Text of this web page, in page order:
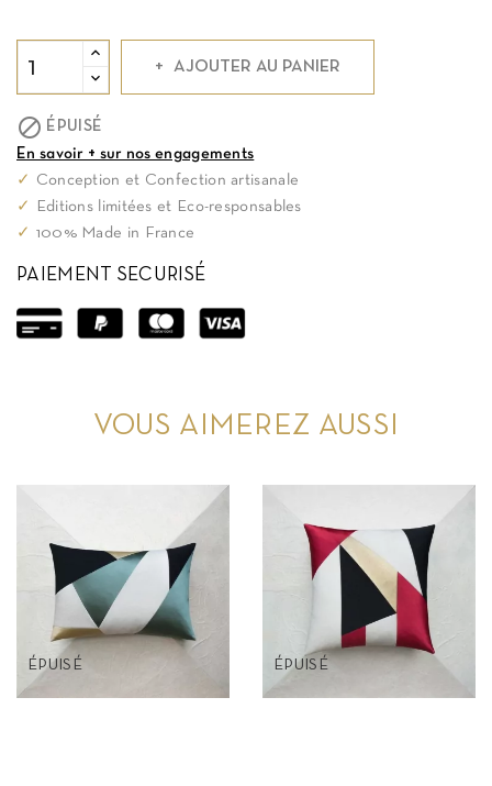
AJOUTER AU PANIER
 ÉPUISÉ
En savoir + sur nos engagements
✓
Conception et Confection artisanale
✓
Editions limitées et Eco-responsables
✓ 100% Made in France
PAIEMENT SECURISÉ
VOUS AIMEREZ AUSSI
ÉPUISÉ ÉPUISÉ